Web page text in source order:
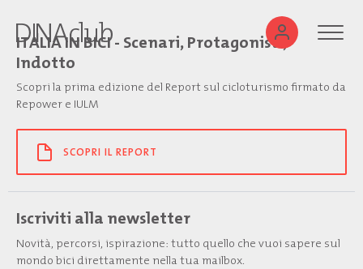
ITALIA IN BICI - Scenari, Protagonisti,
Indotto
Scopri la prima edizione del Report sul cicloturismo firmato da
Repower e IULM
SCOPRI IL REPORT
Iscriviti alla newsletter
Novità, percorsi, ispirazione: tutto quello che vuoi sapere sul
mondo bici direttamente nella tua mailbox.